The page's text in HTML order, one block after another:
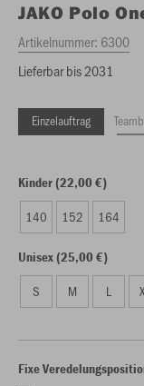
JAKO Polo
Artikelnummer: 6300
Lieferbar bis 2031
Einzelauftrag
Kinder (22,00 €)
140 152 164
Unisex (25,00 €)
S M L
Fixe